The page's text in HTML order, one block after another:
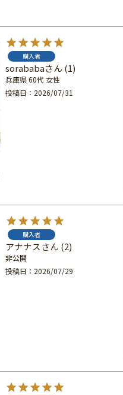
購入者
sorababa 1
兵庫県60代 女性
投稿日
2026/07/31
購入者
アナナス 2
非公開
投稿日
2026/07/29